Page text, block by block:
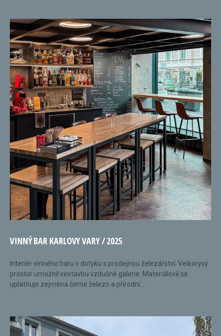
VINNÝ BAR KARLOVY VARY / 2025
Interiér vinného baru v dotyku s prodejnou železářství. Velkorysý
prostor umožnil vestavbu vzdušné galerie. Materiálově se
uplatňuje zejména černé železo a přírodní...